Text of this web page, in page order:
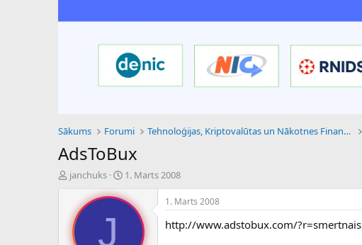
Sākums Forumi Tehnoloģijas, Kriptovalūtas un Nākotnes Finanses
AdsToBux
P
e
d
janchuks
S
k
1. Marts 2008
J
1. Marts 2008
http://www.adstobux.com/?r=smertnais